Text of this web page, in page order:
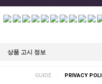
상품 고시 정보
GUIDE PRIVACY